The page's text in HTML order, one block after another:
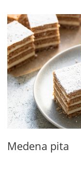
Medena pita